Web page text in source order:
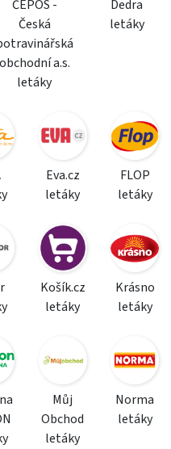
ČEPOS -
Česká
obchodní a.s.
letáky
Dedra
letáky
Eva.cz
letáky
FLOP
letáky
Košík.cz
letáky
Krásno
letáky
Můj
Obchod
letáky
Norma
letáky